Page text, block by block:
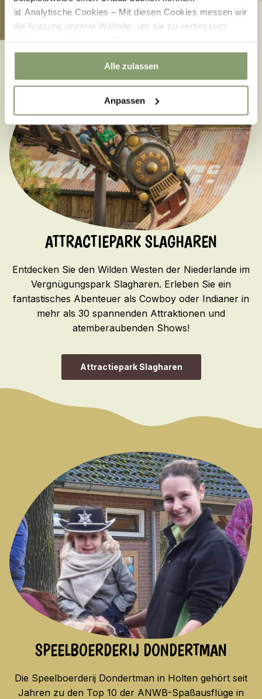
📊 Analytische Cookies – Mit diesen Cookies messen wir
die Nutzung unserer Website, um sie zu verbessern.
relevante Angebote und Werbung anzuzeigen.
Alle zulassen
Anpassen
ATTRACTIEPARK SLAGHAREN
Entdecken Sie den Wilden Westen der Niederlande im
Vergnügungspark Slagharen. Erleben Sie ein
fantastisches Abenteuer als Cowboy oder Indianer in
mehr als 30 spannenden Attraktionen und
atemberaubenden Shows!
Attractiepark Slagharen
SPEELBOERDERIJ DONDERTMAN
Die Speelboerderij Dondertman in Holten gehört seit
Jahren zu den Top 10 der ANWB-Spaßausflüge in